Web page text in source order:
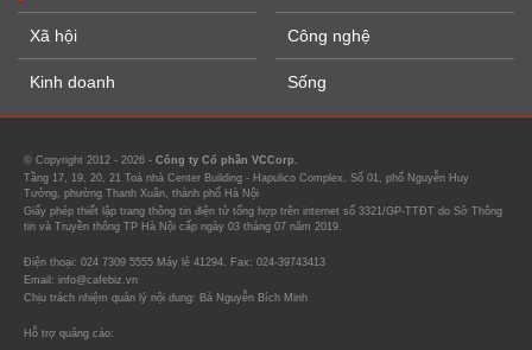
Xã hội
Kinh doanh
Công nghệ
Sống
© Copyright 2012 - 2026 - Công ty Cổ phần VCCorp.
Tầng 17, 19, 20, 21 Toà nhà Center Building - Hapulico Complex, Số 01, phố Nguyễn Huy
Tưởng, phường Thanh Xuân, thành phố Hà Nội
Giấy phép thiết lập trang thông tin điện tử tổng hợp trên internet số 3321/GP-TTĐT do Sở Thông
tin và Truyền thông TP Hà Nội cấp ngày 03 tháng 07 năm 2019.
Điện thoại: 024 7309 5555 Máy lẻ 41294. Fax: 024-39743413
Email: info@cafebiz.vn
Chịu trách nhiệm quản lý nội dung: Bà Nguyễn Bích Minh
Hỗ trợ quảng cáo: